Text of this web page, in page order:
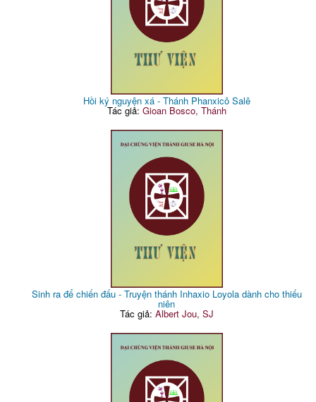
Hồi ký nguyện xá - Thánh Phanxicô Salê
Tác giả: Gioan Bosco, Thánh
Sinh ra để chiến đấu - Truyện thánh Inhaxio Loyola dành cho thiếu
niên
Tác giả: Albert Jou, SJ